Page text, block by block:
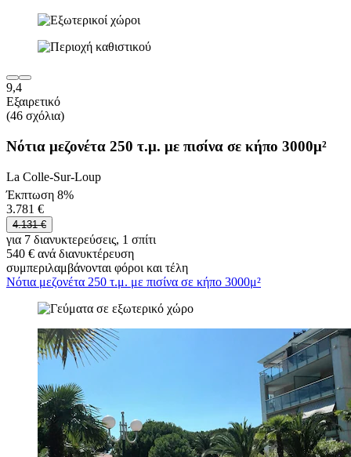
9,4
Εξαιρετικό
(46 σχόλια)
Νότια μεζονέτα 250 τ.μ. με πισίνα σε κήπο 3000μ²
La Colle-Sur-Loup
Έκπτωση 8%
3.781 €
4.131 €
για 7 διανυκτερεύσεις, 1 σπίτι
540 € ανά διανυκτέρευση
συμπεριλαμβάνονται φόροι και τέλη
Νότια μεζονέτα 250 τ.μ. με πισίνα σε κήπο 3000μ²